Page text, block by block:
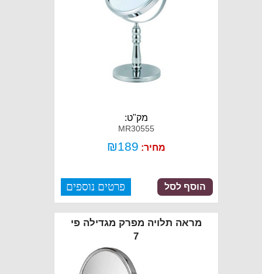
מק"ט:
MR30555
מחיר: ₪189
פרטים נוספים הוסף לסל
מראה תלויה מפרק מגדילה פי
7